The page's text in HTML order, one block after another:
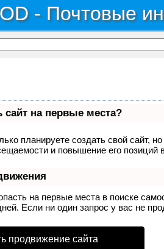
- Почтовые
сайт на первые места?
планируете создать свой сайт,
и повышение его позиций
на первые места в поиске
Если ни один запрос у вас не
продвижение сайта